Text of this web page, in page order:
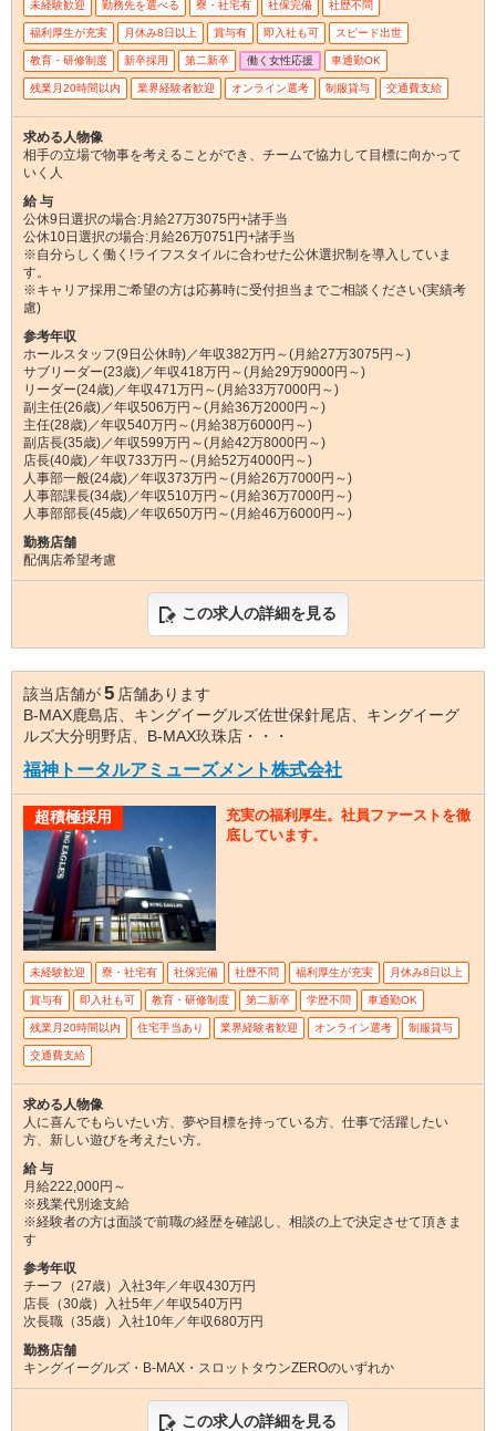
未経験歓迎 勤務先を選べる 寮・社宅有 社保完備 社歴不問
福利厚生が充実 月休み8日以上 賞与有 即入社も可 スピード出世
教育・研修制度 新卒採用 第二新卒 働く女性応援 車通勤OK
残業月20時間以内 業界経験者歓迎 オンライン選考 制服貸与 交通費支給
求める人物像
相手の立場で物事を考えることができ、チームで協力して目標に向かって
いく人
給 与
公休9日選択の場合:月給27万3075円+諸手当
公休10日選択の場合:月給26万0751円+諸手当
※自分らしく働く!ライフスタイルに合わせた公休選択制を導入していま
す。
※キャリア採用ご希望の方は応募時に受付担当までご相談ください(実績考
慮)
参考年収
ホールスタッフ(9日公休時)／年収382万円～(月給27万3075円～)
サブリーダー(23歳)／年収418万円～(月給29万9000円～)
リーダー(24歳)／年収471万円～(月給33万7000円～)
副主任(26歳)／年収506万円～(月給36万2000円～)
主任(28歳)／年収540万円～(月給38万6000円～)
副店長(35歳)／年収599万円～(月給42万8000円～)
店長(40歳)／年収733万円～(月給52万4000円～)
人事部一般(24歳)／年収373万円～(月給26万7000円～)
人事部課長(34歳)／年収510万円～(月給36万7000円～)
人事部部長(45歳)／年収650万円～(月給46万6000円～)
勤務店舗
配偶店希望考慮
この求人の詳細を見る
該当店舗が5 店舗あります
B-MAX鹿島店、キングイーグルズ佐世保針尾店、キングイーグ
ルズ大分明野店、B-MAX玖珠店・・・
福神トータルアミューズメント株式会社
超積極採用
充実の福利厚生。社員ファーストを徹
底しています。
未経験歓迎 寮・社宅有 社保完備 社歴不問 福利厚生が充実 月休み8日以上
賞与有 即入社も可 教育・研修制度 第二新卒 学歴不問 車通勤OK
残業月20時間以内 住宅手当あり 業界経験者歓迎 オンライン選考 制服貸与
交通費支給
求める人物像
人に喜んでもらいたい方、夢や目標を持っている方、仕事で活躍したい
方、新しい遊びを考えたい方。
給 与
月給222,000円～
※残業代別途支給
※経験者の方は面談で前職の経歴を確認し、相談の上で決定させて頂きま
す
参考年収
チーフ（27歳）入社3年／年収430万円
店長（30歳）入社5年／年収540万円
次長職（35歳）入社10年／年収680万円
勤務店舗
キングイーグルズ・B-MAX・スロットタウンZEROのいずれか
この求人の詳細を見る